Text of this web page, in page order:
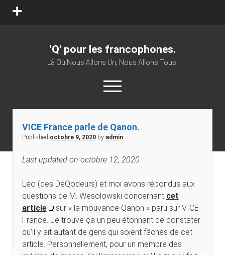
'Q' pour les francophones.
Là Où Nous Allons Un, Nous Allons Tous!
VICE France parle de Qanon.
Published octobre 9, 2020by admin
Last updated on octobre 12, 2020
Léo (des DéQodeurs) et moi avons répondus aux
questions de M. Wesolowski concernant cet
article
sur « la mouvance Qanon » paru sur VICE
France. Je trouve ça un peu étonnant de constater
qu’il y ait autant de gens qui soient fâchés de cet
article. Personnellement, pour un membre des